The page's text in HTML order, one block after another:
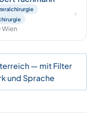
Wien
— mit Filter
und Sprache